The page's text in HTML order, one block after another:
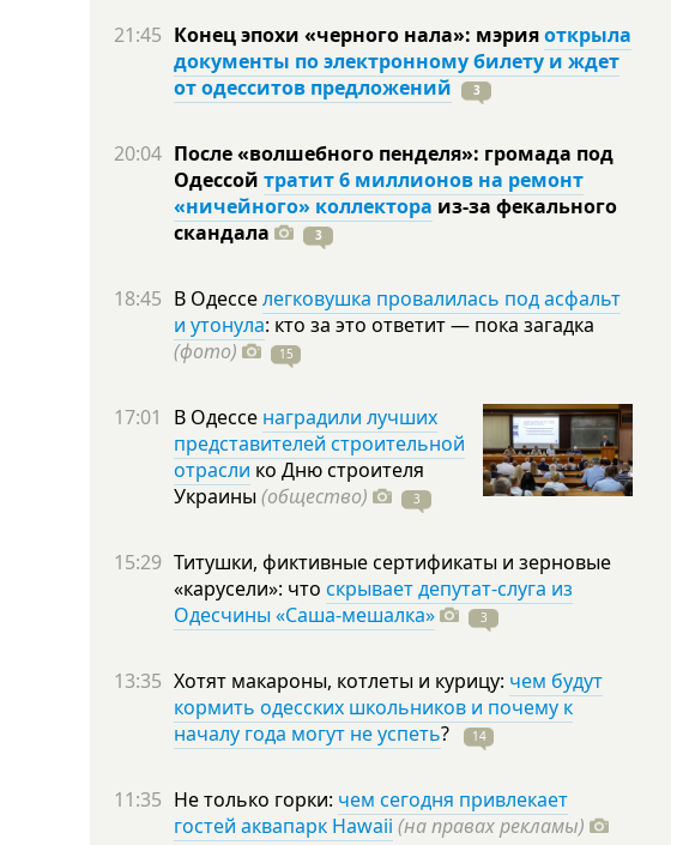
21:45 Конец эпохи «черного нала»: мэрияоткрыла
документы по электронному билету и ждет
от одесситов предложений
3
20:04 После «волшебного пенделя»: громада под
Одессой тратит 6 миллионов на ремонт
«ничейного» коллектора из-за фекального
скандала
3
18:45 В Одесселегковушка провалилась под асфальт
и утонула: кто за это ответит — пока загадка
(фото)
15
17:01 В Одессе наградили лучших
представителей строительной
отрасли ко Дню строителя
Украины (общество) 3
15:29 Титушки, фиктивные сертификаты и зерновые
«карусели»: что скрывает депутат-слуга из
Одесчины «Саша-мешалка»
3
13:35 Хотят макароны, котлеты и курицу: чем будут
кормить одесских школьников и почему к
началу года могут не успеть? 14
11:35 Не только горки: чем сегодня привлекает
гостей аквапарк Hawaii (на правах рекламы)